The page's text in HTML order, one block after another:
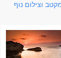
וצילום נוף